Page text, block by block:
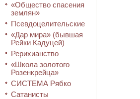
«Общество спасения
землян»
Псевдоцелительские
«Дар мира» (бывшая
Рейки Кадуцей)
Рерихианство
«Школа золотого
Розенкрейца»
СИСТЕМА Рябко
Сатанисты